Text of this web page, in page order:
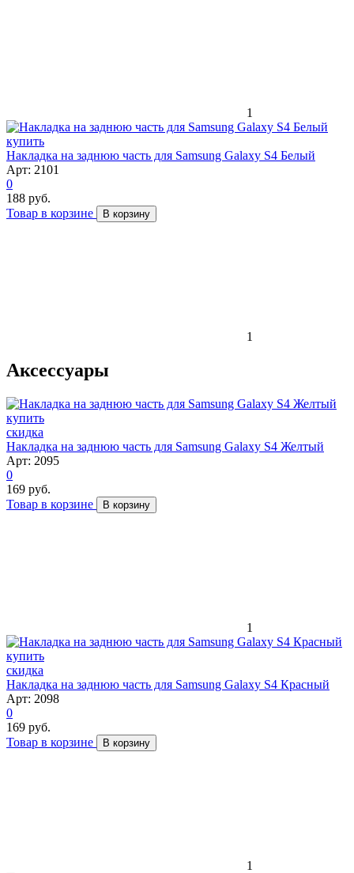
1
Накладка на заднюю часть для Samsung Galaxy S4 Белый
Арт: 2101
0
188 руб.
Товар в корзине
В корзину
1
Аксессуары
скидка
Накладка на заднюю часть для Samsung Galaxy S4 Желтый
Арт: 2095
0
169 руб.
Товар в корзине
В корзину
1
скидка
Накладка на заднюю часть для Samsung Galaxy S4 Красный
Арт: 2098
0
169 руб.
Товар в корзине
В корзину
1